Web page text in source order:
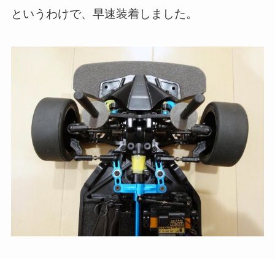
というわけで、早速装着しました。